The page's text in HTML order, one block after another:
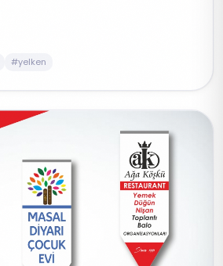
#yelken